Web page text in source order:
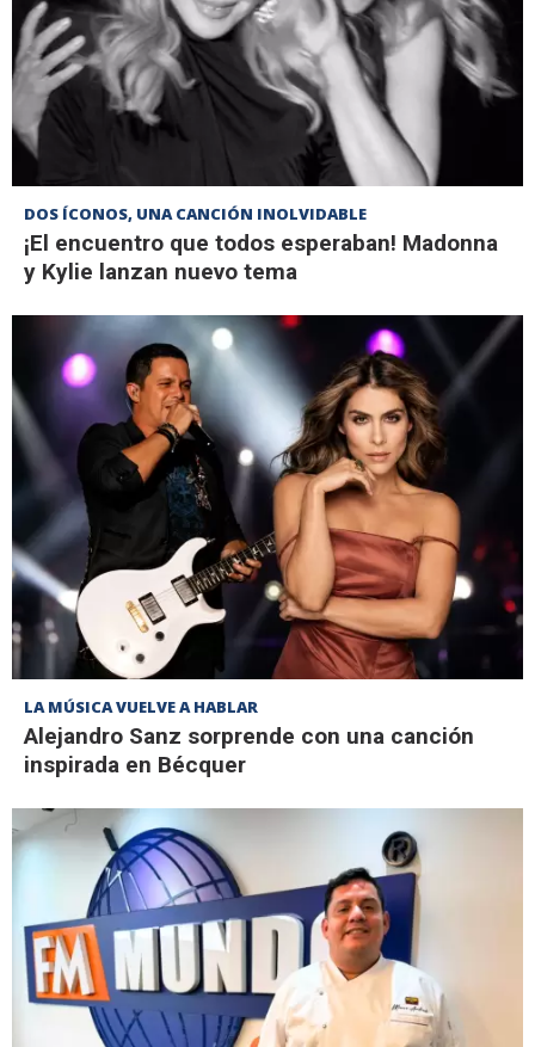
DOS ÍCONOS, UNA CANCIÓN INOLVIDABLE
¡El encuentro que todos esperaban! Madonna
y Kylie lanzan nuevo tema
LA MÚSICA VUELVE A HABLAR
Alejandro Sanz sorprende con una canción
inspirada en Bécquer